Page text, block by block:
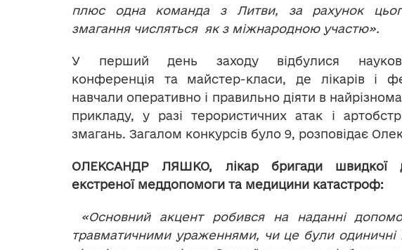
плюс одна команда з Литви, за рахунок
змагання числяться як з міжнародною участю».
У перший день заходу відбулися
конференція та майстер-класи, де лікарів і
навчали оперативно і правильно діяти в
прикладу, у разі терористичних атак і
змагань. Загалом конкурсів було 9, розповідає
ОЛЕКСАНДР ЛЯШКО, лікар бригади швидкої
екстреної меддопомоги та медицини катастроф:
«Основний акцент робився на наданні
травматичними ураженнями, чи це були